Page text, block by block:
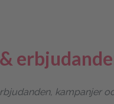
kampanjer